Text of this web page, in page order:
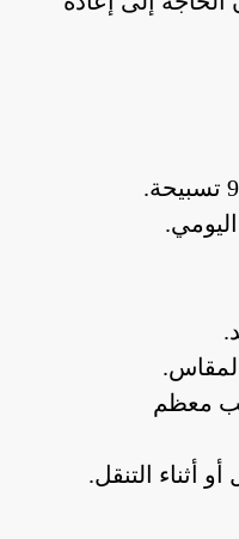
معظم
أثناء التنقل.